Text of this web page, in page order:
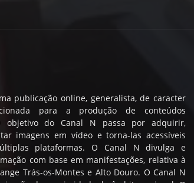
publicação online, generalista, de caracter
para a produção de conteúdos
objetivo do Canal N passa por adquirir,
imagens em vídeo e torna-las acessíveis
plataformas. O Canal N divulga e
com base em manifestações, relativa à
Trás-os-Montes e Alto Douro. O Canal N